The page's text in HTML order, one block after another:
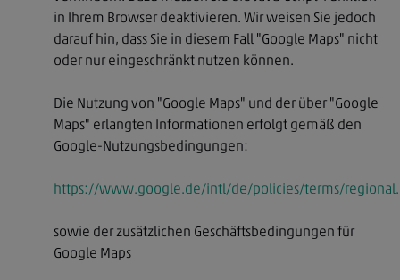
in Ihrem Browser deaktivieren. Wir weisen Sie jedoch
darauf hin, dass Sie in diesem Fall "Google Maps" nicht
oder nur eingeschränkt nutzen können.
Die Nutzung von "Google Maps" und der über "Google
Maps" erlangten Informationen erfolgt gemäß den
Google-Nutzungsbedingungen:
https://www.google.de/intl/de/policies/terms/
sowie der zusätzlichen Geschäftsbedingungen für
Google Maps